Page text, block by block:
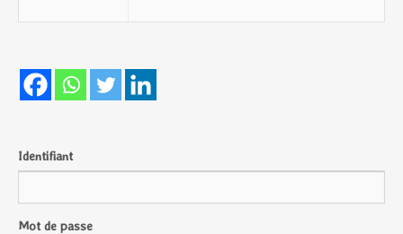
Identifiant
Mot de passe